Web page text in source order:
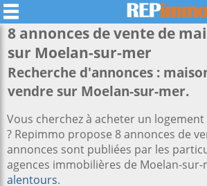
8 annonces de vente de
sur Moelan-sur-mer
Recherche d'annonces :
vendre sur Moelan-sur-mer.
Vous cherchez à acheter un
? Repimmo propose 8 annonces de
annonces sont publiées par les
agences immobilières de Moelan-sur-
alentours.